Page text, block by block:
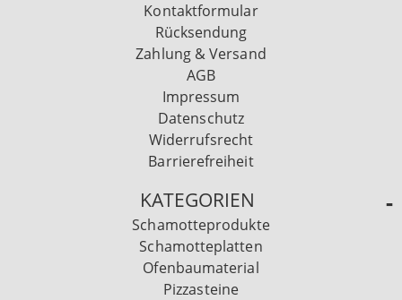
Kontaktformular
Rücksendung
Zahlung & Versand
AGB
Impressum
Datenschutz
Widerrufsrecht
Barrierefreiheit
KATEGORIEN
Schamotteprodukte
Schamotteplatten
Ofenbaumaterial
Pizzasteine